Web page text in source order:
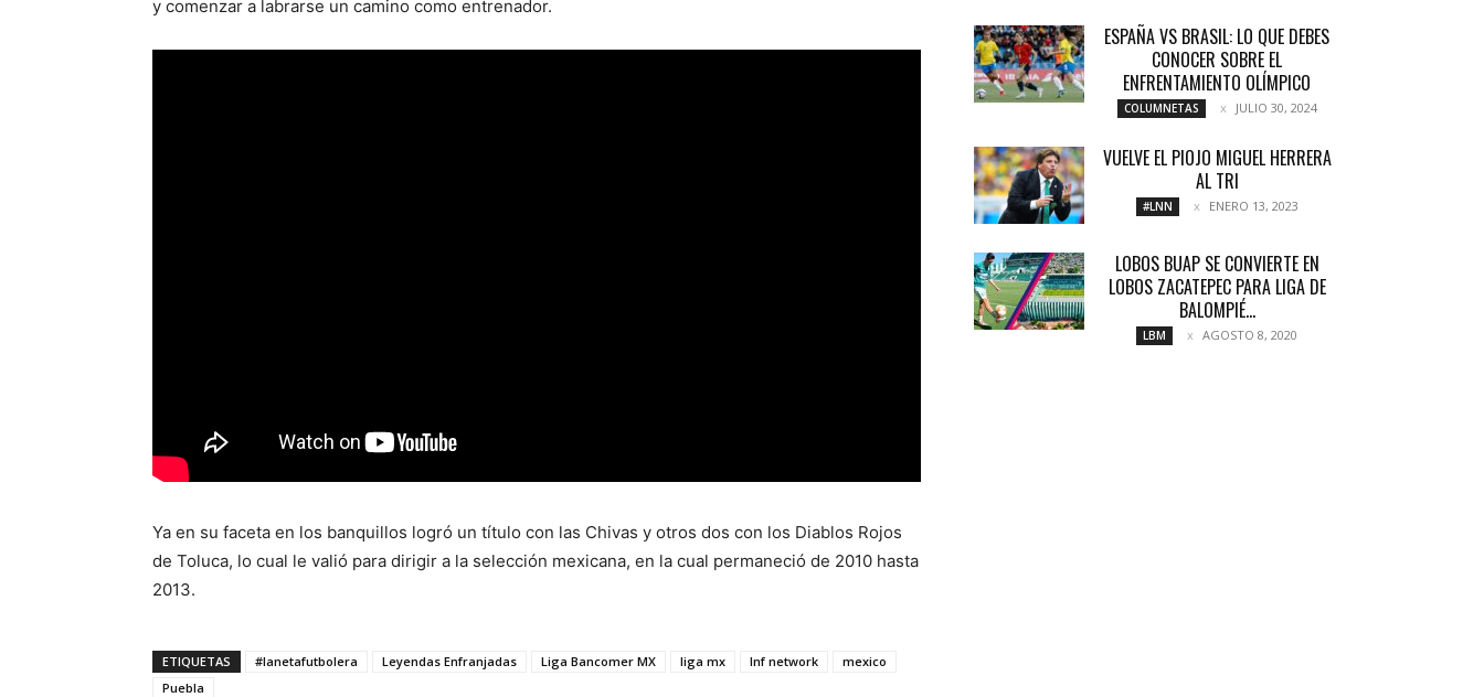
y comenzar a labrarse un camino como entrenador.
Ya en su faceta en los banquillos logró un título con las Chivas y otros dos con los Diablos Rojos
de Toluca, lo cual le valió para dirigir a la selección mexicana, en la cual permaneció de 2010 hasta
2013.
ETIQUETAS #lanetafutbolera Leyendas Enfranjadas Liga Bancomer MX liga mx lnf network
mexico
Puebla
ESPAÑA VS BRASIL: LO QUE DEBES
CONOCER SOBRE EL
ENFRENTAMIENTO OLÍMPICO
COLUMNETAS JULIO 30, 2024
VUELVE EL PIOJO MIGUEL HERRERA
AL TRI
#LNN ENERO 13, 2023
LOBOS BUAP SE CONVIERTE EN
LOBOS ZACATEPEC PARA LIGA DE
BALOMPIÉ...
LBM AGOSTO 8, 2020